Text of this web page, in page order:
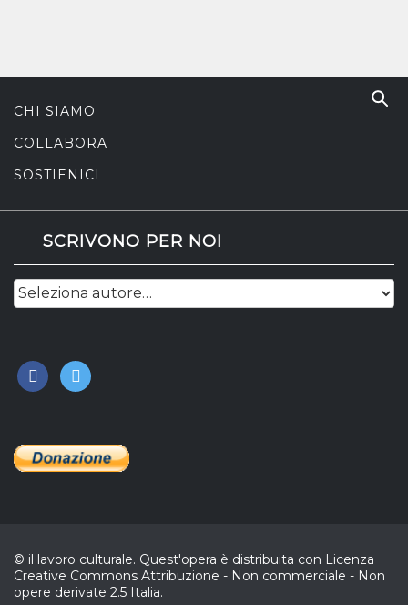
CHI SIAMO
COLLABORA
SOSTIENICI
SCRIVONO PER NOI
facebook
twitter
© il lavoro culturale. Quest'opera è distribuita con Licenza
Creative Commons Attribuzione - Non commerciale - Non
opere derivate 2.5 Italia.